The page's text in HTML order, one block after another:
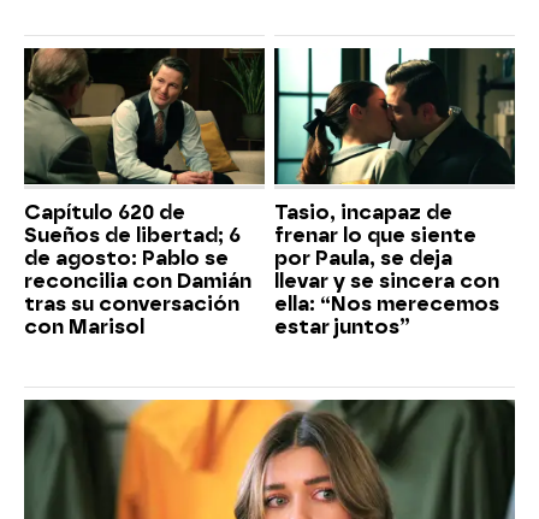
Capítulo 620 de
Sueños de libertad; 6
de agosto: Pablo se
reconcilia con Damián
tras su conversación
con Marisol
Tasio, incapaz de
frenar lo que siente
por Paula, se deja
llevar y se sincera con
ella: “Nos merecemos
estar juntos”